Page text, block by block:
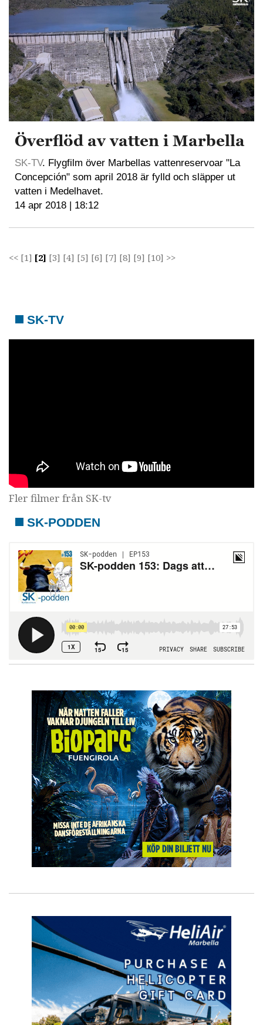
Överflöd av vatten i Marbella
SK-TV. Flygfilm över Marbellas vattenreservoar "La
Concepción" som april 2018 är fylld och släpper ut
vatten i Medelhavet.
14 apr 2018 | 18:12
<< [1] [2] [3] [4] [5] [6] [7] [8] [9] [10] >>
SK-TV
Fler filmer från SK-tv
SK-PODDEN